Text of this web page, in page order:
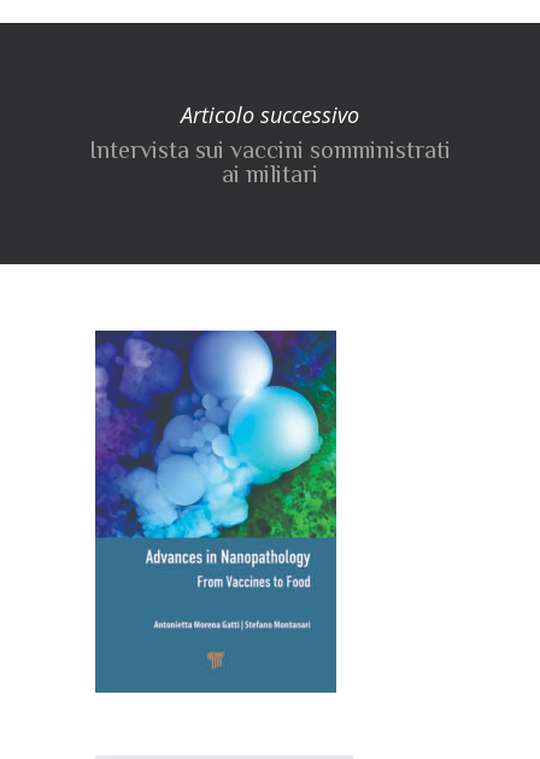
Articolo successivo
Intervista sui vaccini somministrati
ai militari